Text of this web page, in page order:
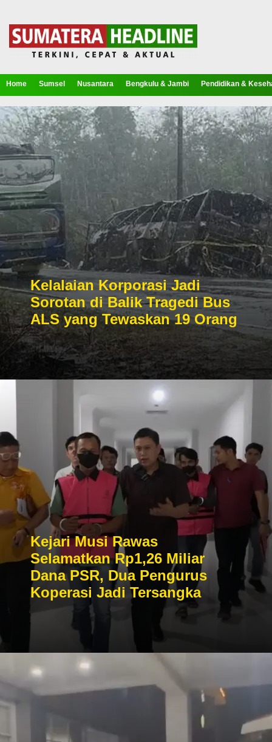
Home Sumsel Nusantara Bengkulu & Jambi Pendidikan &
Kelalaian Korporasi Jadi
Sorotan di Balik Tragedi Bus
ALS yang Tewaskan 19 Orang
Kejari Musi Rawas
Selamatkan Rp1,26 Miliar
Dana PSR, Dua Pengurus
Koperasi Jadi Tersangka